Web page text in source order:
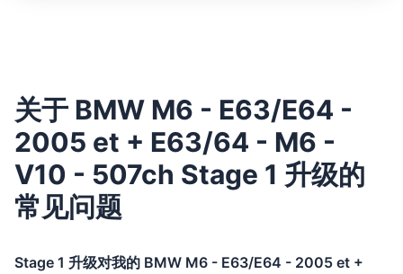
关于 BMW M6 - E63/E64 -
2005 et + E63/64 - M6 -
V10 - 507ch Stage 1 升级的
常见问题
Stage 1 升级对我的 BMW M6 - E63/E64 - 2005 et +